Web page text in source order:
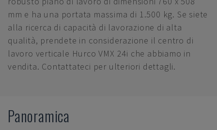
mm e ha una portata massima di 1.500 kg. Se siete
alla ricerca di capacità di lavorazione di alta
qualità, prendete in considerazione il centro di
lavoro verticale Hurco VMX 24i che abbiamo in
vendita. Contattateci per ulteriori dettagli.
Panoramica